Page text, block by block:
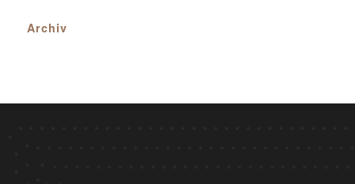
Archiv